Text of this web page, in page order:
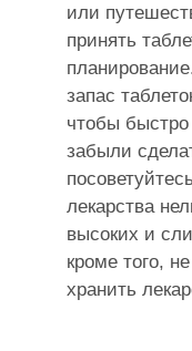
или
принять
запас
чтобы
забыли
лекарства
высоких и
кроме того,
хранить